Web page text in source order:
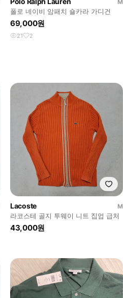
M
폴로 네이비 암패치 숄카라 가디건
69,000원
21 2
Lacoste
M
라코스테 골지 투웨이 니트 집업 급처
43,000원